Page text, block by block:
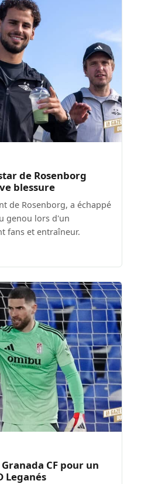
de Rosenborg
blessure
de Rosenborg, a échappé
genou lors d'un
fans et entraîneur.
CF pour un
Leganés